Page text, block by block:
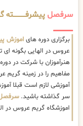
سرفصل
برگزاری دوره های اموزش
عروس در الهایی بگونه
هنرآموزان با شرکت در
مفاهیم را در زمینه
آموزشی لازم است قبلا
سر گذاشته باشید.
اموزشگاه گریم عروس در